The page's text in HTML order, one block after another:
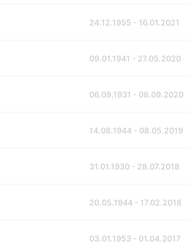
24.12.1955 - 16.01.2021
09.01.1941 - 27.05.2020
06.09.1931 - 08.09.2020
14.08.1944 - 08.05.2019
31.01.1930 - 28.07.2018
20.05.1944 - 17.02.2018
03.01.1953 - 01.04.2017